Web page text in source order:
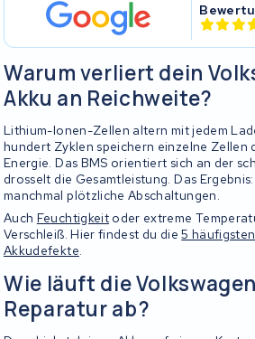
Warum verliert dein
Akku an Reichweite?
Lithium-Ionen-Zellen altern mit jedem
hundert Zyklen speichern einzelne Zellen
Energie. Das BMS orientiert sich an der
drosselt die Gesamtleistung. Das
manchmal plötzliche Abschaltungen.
Auch Feuchtigkeitoder extreme
Verschleiß. Hier findest du die5
Akkudefekte.
Wie läuft die
Reparatur ab?